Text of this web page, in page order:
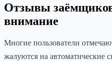
Отзывы
внимание
Многие пользователи
жалуются на автоматические